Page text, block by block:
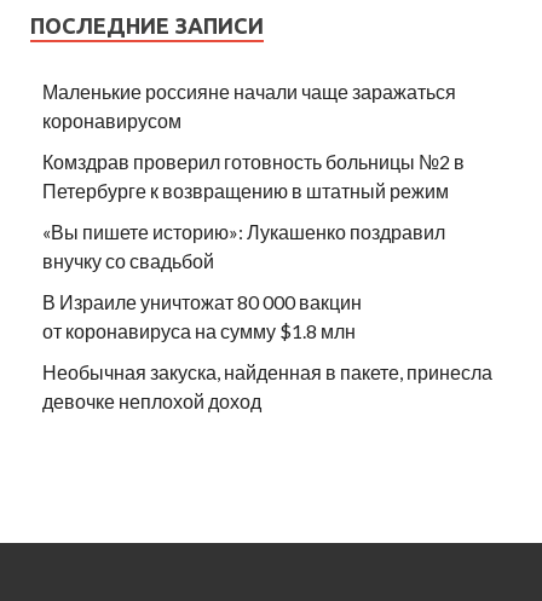
ПОСЛЕДНИЕ ЗАПИСИ
Маленькие россияне начали чаще заражаться
коронавирусом
Комздрав проверил готовность больницы №2 в
Петербурге к возвращению в штатный режим
«Вы пишете историю»: Лукашенко поздравил
внучку со свадьбой
В Израиле уничтожат 80 000 вакцин
от коронавируса на сумму $1.8 млн
Необычная закуска, найденная в пакете, принесла
девочке неплохой доход